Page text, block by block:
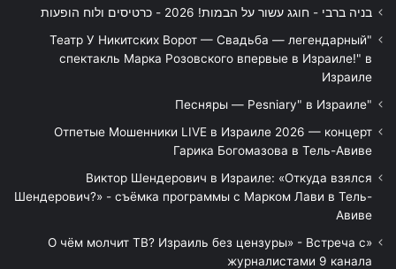
בניה ברבי - חוגג עשור על הבמות! 2026 - כרטיסים ולוח הופעות
"Театр У Никитских Ворот — Свадьба — легендарный
спектакль Марка Розовского впервые в Израиле!" в
Израиле
"Песняры — Pesniary" в Израиле
Отпетые Мошенники LIVE в Израиле 2026 — концерт
Гарика Богомазова в Тель-Авиве
Виктор Шендерович в Израиле: «Откуда взялся
Шендерович?» - съёмка программы с Марком Лави в Тель-
Авиве
«О чём молчит ТВ? Израиль без цензуры» - Встреча с
журналистами 9 канала